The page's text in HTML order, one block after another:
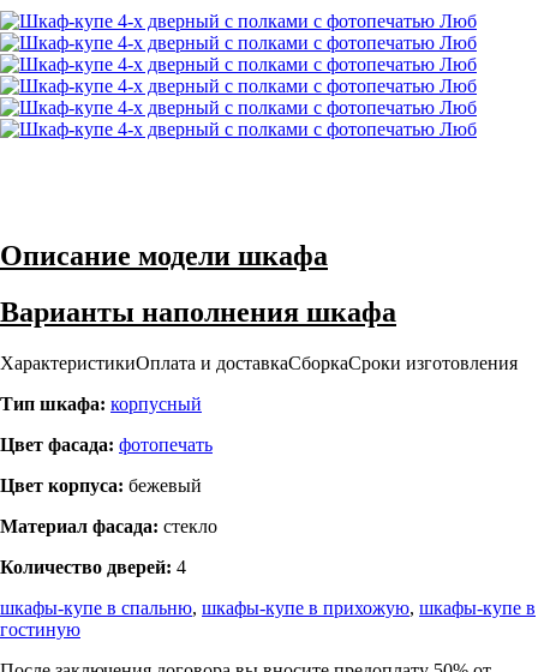
Описание модели шкафа
Варианты наполнения шкафа
ХарактеристикиОплата и доставкаСборкаСроки изготовления
Тип шкафа: корпусный
Цвет фасада: фотопечать
Цвет корпуса: бежевый
Материал фасада: стекло
Количество дверей: 4
шкафы-купе в спальню, шкафы-купе в прихожую, шкафы-купе в
гостиную